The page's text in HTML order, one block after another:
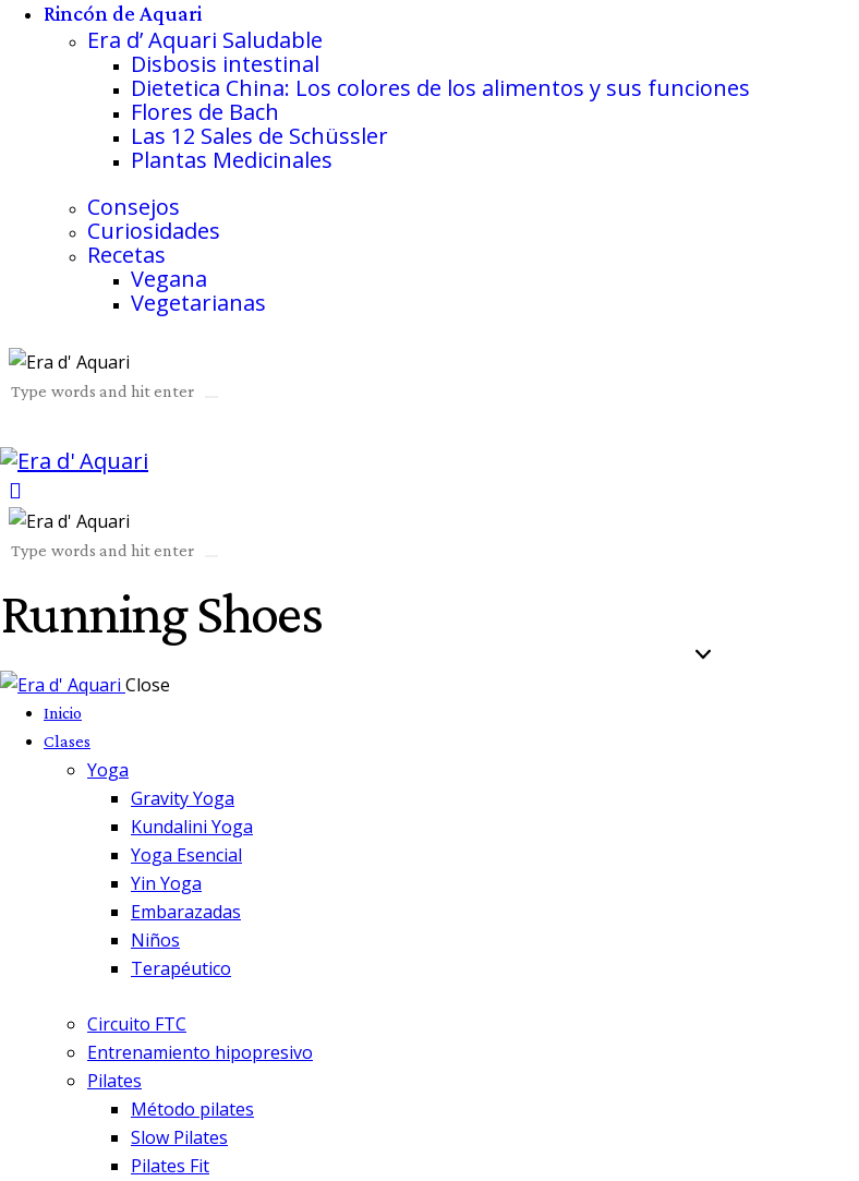
Rincón de Aquari
Era d’ Aquari Saludable
Disbosis intestinal
Dietetica China: Los colores de los alimentos y sus funciones
Flores de Bach
Las 12 Sales de Schüssler
Plantas Medicinales
Consejos
Curiosidades
Recetas
Vegana
Vegetarianas
Running Shoes
Close
Inicio
Clases
Yoga
Gravity Yoga
Kundalini Yoga
Yoga Esencial
Yin Yoga
Embarazadas
Niños
Terapéutico
Circuito FTC
Entrenamiento hipopresivo
Pilates
Método pilates
Slow Pilates
Pilates Fit